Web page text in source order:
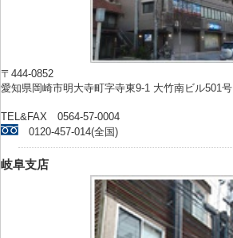
〒444-0852
愛知県岡崎市明大寺町字寺東9-1 大竹南ビル501号
TEL&FAX 0564-57-0004
0120-457-014(全国)
岐阜支店